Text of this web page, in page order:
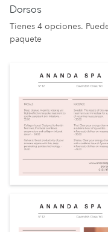
Dorsos
Tienes 4 opciones.
paquete